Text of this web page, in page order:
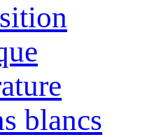
blancs